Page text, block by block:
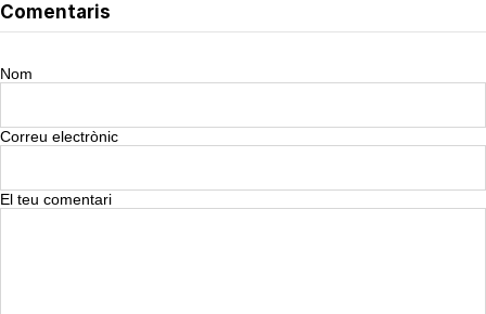
Comentaris
Nom
Correu electrònic
El teu comentari